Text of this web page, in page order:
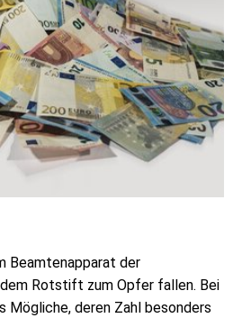
Beamtenapparat der
Rotstift zum Opfer fallen. Bei
deren Zahl besonders